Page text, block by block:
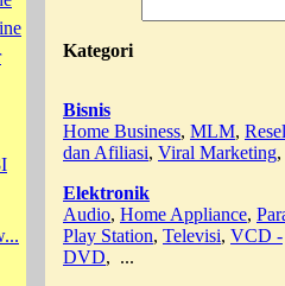
Kategori
Bisnis
Home Business, MLM,
dan Afiliasi, Viral Marketing
Elektronik
Audio, Home Appliance,
Play Station, Televisi, VCD -
DVD, ...